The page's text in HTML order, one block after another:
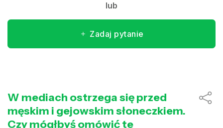
lub
Zadaj pytanie
W mediach ostrzega się przed
męskim i gejowskim słoneczkiem.
Czy mógłbyś omówić te